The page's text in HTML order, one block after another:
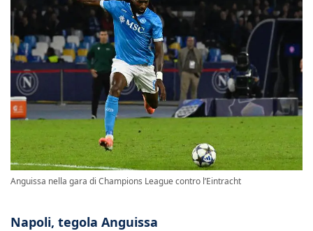
Anguissa nella gara di Champions League contro l’Eintracht
Napoli, tegola Anguissa